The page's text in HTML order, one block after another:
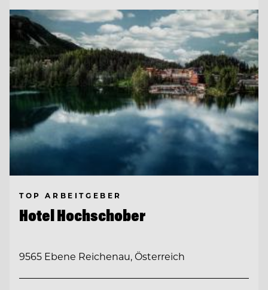
TOP ARBEITGEBER
Hotel Hochschober
9565 Ebene Reichenau, Österreich